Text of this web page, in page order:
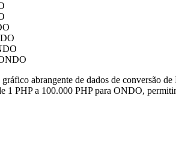
abrangente de dados de conversão
1 PHP a 100.000 PHP para ONDO,